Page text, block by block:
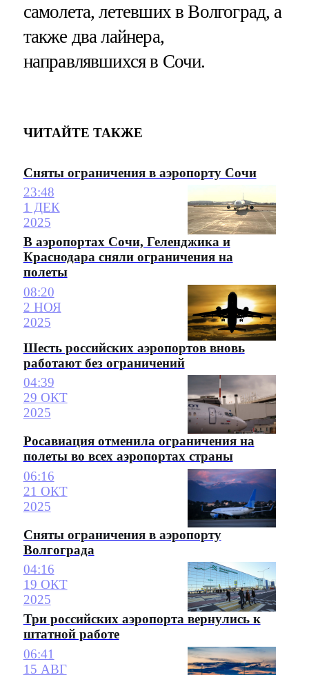
самолета, летевших в Волгоград, а
также два лайнера,
направлявшихся в Сочи.
ЧИТАЙТЕ ТАКЖЕ
Сняты ограничения в аэропорту Сочи
23:48
1 ДЕК
2025
В аэропортах Сочи, Геленджика и
Краснодара сняли ограничения на
полеты
08:20
2 НОЯ
2025
Шесть российских аэропортов вновь
работают без ограничений
04:39
29 ОКТ
2025
Росавиация отменила ограничения на
полеты во всех аэропортах страны
06:16
21 ОКТ
2025
Сняты ограничения в аэропорту
Волгограда
04:16
19 ОКТ
2025
Три российских аэропорта вернулись к
штатной работе
06:41
15 АВГ